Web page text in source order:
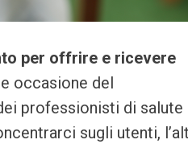
per offrire e ricevere
occasione del
professionisti di salute
sugli utenti,